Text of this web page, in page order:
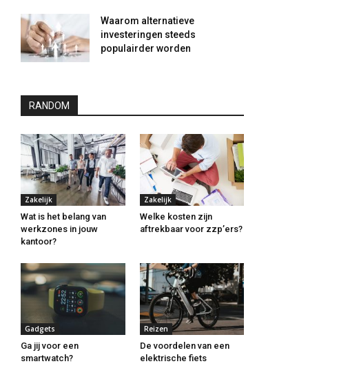
Waarom alternatieve
investeringen steeds
populairder worden
RANDOM
Zakelijk
Wat is het belang van
werkzones in jouw
kantoor?
Zakelijk
Welke kosten zijn
aftrekbaar voor zzp’ers?
Gadgets
Ga jij voor een
smartwatch?
Reizen
De voordelen van een
elektrische fiets